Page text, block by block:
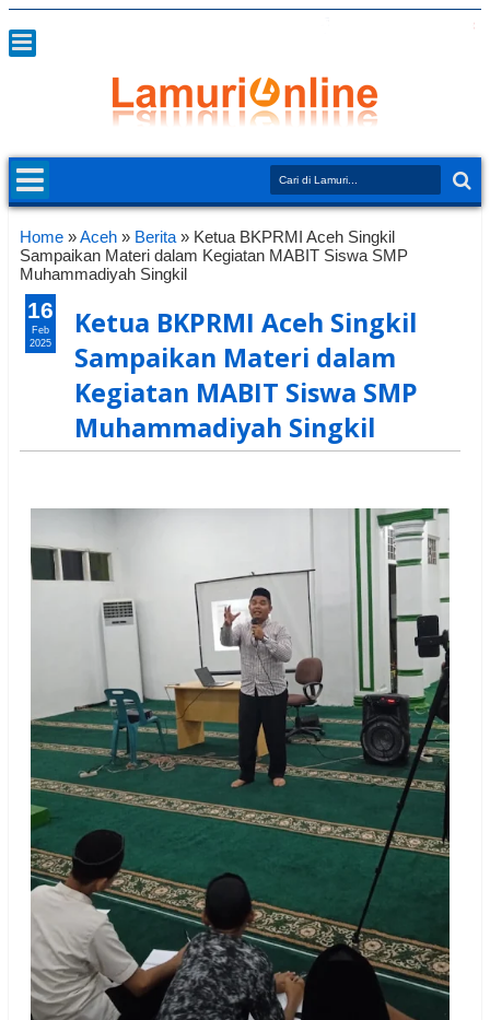
Home »Aceh » Berita » Ketua BKPRMI Aceh Singkil
Sampaikan Materi dalam Kegiatan MABIT Siswa SMP
Muhammadiyah Singkil
Ketua BKPRMI Aceh Singkil
Sampaikan Materi dalam
Kegiatan MABIT Siswa SMP
Muhammadiyah Singkil
16
Feb
2025